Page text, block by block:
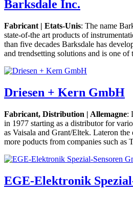
Barksdale Inc.
Fabricant | Etats-Unis: The name
state-of-the art products of
than five decades Barksdale has
and trendsetting solutions and is one of
Driesen + Kern GmbH
Fabricant, Distribution | Allemagne:
in 1977 starting as a distributor for
as Vaisala and Grant/Eltek. Lateron
more poducts from companies such as
EGE-Elektronik